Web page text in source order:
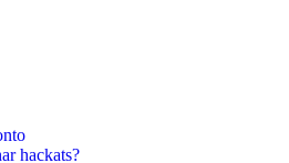
hackats?